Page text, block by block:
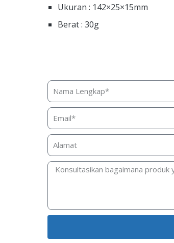
Ukuran : 142×25×15mm
Berat : 30g